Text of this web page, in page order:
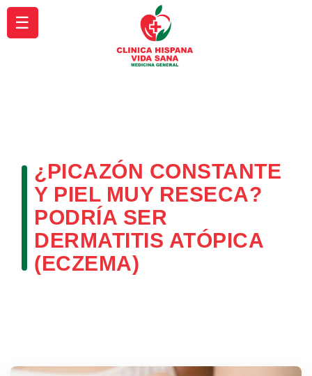
¿PICAZÓN CONSTANTE
Y PIEL MUY RESECA?
PODRÍA SER
DERMATITIS ATÓPICA
(ECZEMA)
☰